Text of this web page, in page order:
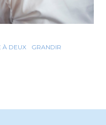
À DEUX GRANDIR